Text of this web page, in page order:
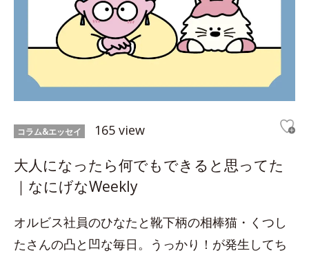
コラム&エッセイ 165 view
大人になったら何でもできると思ってた
｜なにげなWeekly
オルビス社員のひなたと靴下柄の相棒猫・くつし
たさんの凸と凹な毎日。うっかり！が発生してち